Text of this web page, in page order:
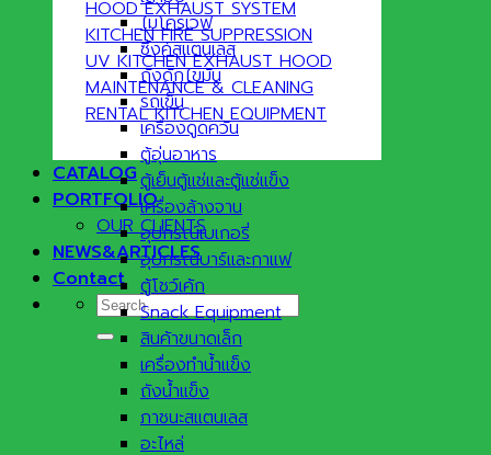
HOOD EXHAUST SYSTEM
KITCHEN FIRE SUPPRESSION
UV KITCHEN EXHAUST HOOD
MAINTENANCE & CLEANING
RENTAL KITCHEN EQUIPMENT
CATALOG
PORTFOLIO
OUR CLIENTS
NEWS&ARTICLES
Contact
Search
for:
ไมโครเวฟ
ซิ้งค์สแตนเลส
ถังดักไขมัน
รถเข็น
เครื่องดูดควัน
ตู้อุ่นอาหาร
ตู้เย็นตู้แช่และตู้แช่แข็ง
เครื่องล้างจาน
อุปกรณ์เบเกอรี่
อุปกรณ์บาร์และกาแฟ
ตู้โชว์เค้ก
Snack Equipment
สินค้าขนาดเล็ก
เครื่องทำน้ำแข็ง
ถังน้ำแข็ง
ภาชนะสแตนเลส
อะไหล่